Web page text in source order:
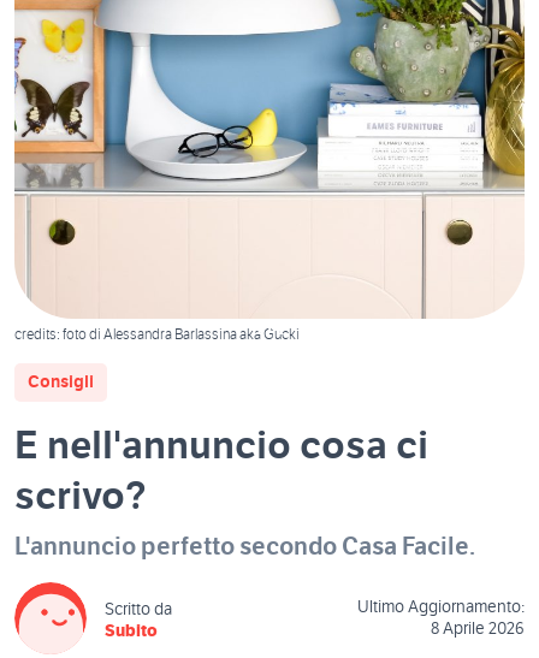
credits: foto di Alessandra Barlassina aka Gucki
1 / 1
Consigli
E nell'annuncio cosa ci
scrivo?
L'annuncio perfetto secondo Casa Facile.
Scritto da
Subito
Ultimo Aggiornamento:
8 Aprile 2026